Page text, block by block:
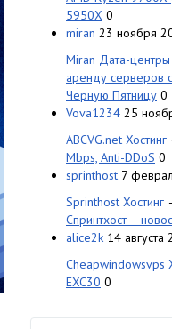
5950X 0
miran 23 ноября
Miran Дата-центры
аренду серверов
Черную Пятницу 0
Vova1234 25
ABCVG.net Хостинг
Mbps, Anti-DDoS 0
sprinthost 7
Sprinthost Хостинг
Спринтхост –
alice2k 14
Cheapwindowsvps
EXC30 0